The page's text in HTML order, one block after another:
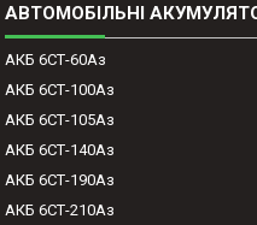
АВТОМОБІЛЬНІ
АКБ 6СТ-60Аз
АКБ 6СТ-100Аз
АКБ 6СТ-105Аз
АКБ 6СТ-140Аз
АКБ 6СТ-190Аз
АКБ 6СТ-210Аз